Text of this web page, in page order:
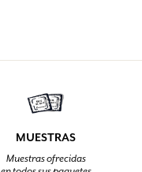
MUESTRAS
Muestras ofrecidas